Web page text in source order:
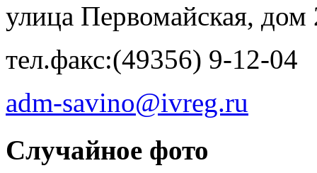
улица Первомайская, дом
тел.факс:(49356) 9-12-04
adm-savino@ivreg.ru
Случайное фото